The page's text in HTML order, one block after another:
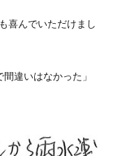
喜んでいただけまし
間違いはなかった」